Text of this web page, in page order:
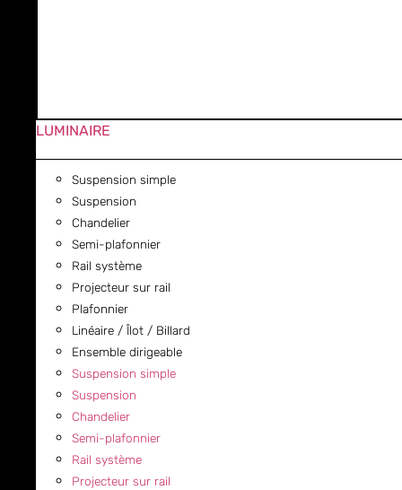
LUMINAIRE
Suspension simple
Suspension
Chandelier
Semi-plafonnier
Rail système
Projecteur sur rail
Plafonnier
Linéaire / Îlot / Billard
Ensemble dirigeable
Suspension simple
Suspension
Chandelier
Semi-plafonnier
Rail système
Projecteur sur rail